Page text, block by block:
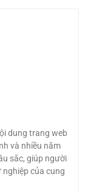
dung trang web
và nhiều năm
sắc, giúp người
nghiệp của cung